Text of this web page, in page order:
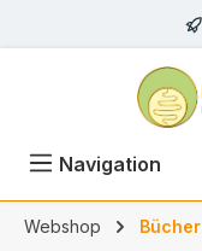
Navigation
Webshop Bücher